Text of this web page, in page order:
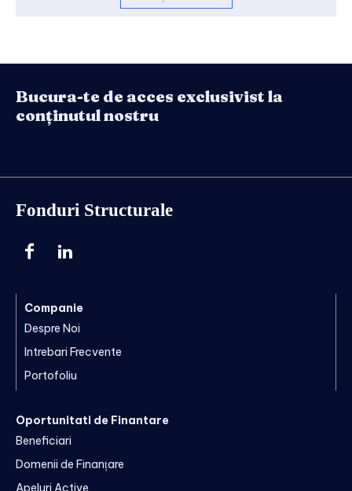
Bucura-te de acces exclusivist la
conținutul nostru
Fonduri Structurale
Companie
Despre Noi
Intrebari Frecvente
Portofoliu
Oportunitati de Finantare
Beneficiari
Domenii de Finanțare
Apeluri Active